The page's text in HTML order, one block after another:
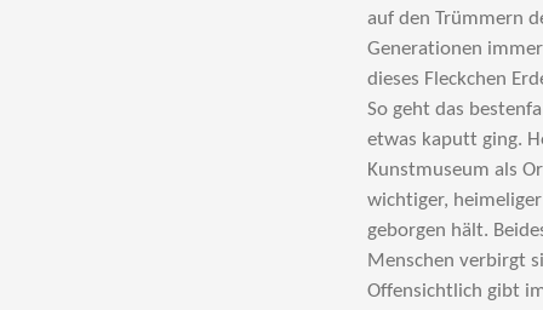
auf den Trümmern
Generationen
dieses Fleckchen
So geht das
etwas kaputt ging.
Kunstmuseum als
wichtiger,
geborgen hält.
Menschen verbirgt
Offensichtlich gibt